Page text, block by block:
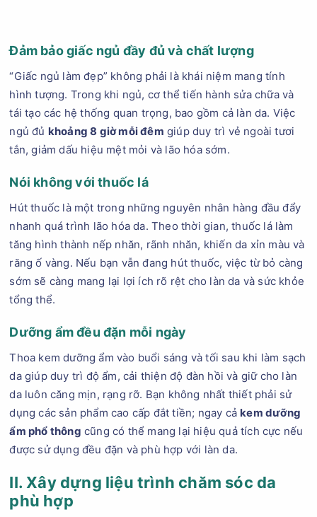
Đảm bảo giấc ngủ đầy đủ và chất lượng
“Giấc ngủ làm đẹp” không phải là khái niệm mang tính
hình tượng. Trong khi ngủ, cơ thể tiến hành sửa chữa và
tái tạo các hệ thống quan trọng, bao gồm cả làn da. Việc
ngủ đủ khoảng 8 giờ mỗi đêm giúp duy trì vẻ ngoài tươi
tắn, giảm dấu hiệu mệt mỏi và lão hóa sớm.
Nói không với thuốc lá
Hút thuốc là một trong những nguyên nhân hàng đầu đẩy
nhanh quá trình lão hóa da. Theo thời gian, thuốc lá làm
tăng hình thành nếp nhăn, rãnh nhăn, khiến da xỉn màu và
răng ố vàng. Nếu bạn vẫn đang hút thuốc, việc từ bỏ càng
sớm sẽ càng mang lại lợi ích rõ rệt cho làn da và sức khỏe
tổng thể.
Dưỡng ẩm đều đặn mỗi ngày
Thoa kem dưỡng ẩm vào buổi sáng và tối sau khi làm sạch
da giúp duy trì độ ẩm, cải thiện độ đàn hồi và giữ cho làn
da luôn căng mịn, rạng rỡ. Bạn không nhất thiết phải sử
dụng các sản phẩm cao cấp đắt tiền; ngay cả kem dưỡng
ẩm phổ thông cũng có thể mang lại hiệu quả tích cực nếu
được sử dụng đều đặn và phù hợp với làn da.
II. Xây dựng liệu trình chăm sóc da
phù hợp